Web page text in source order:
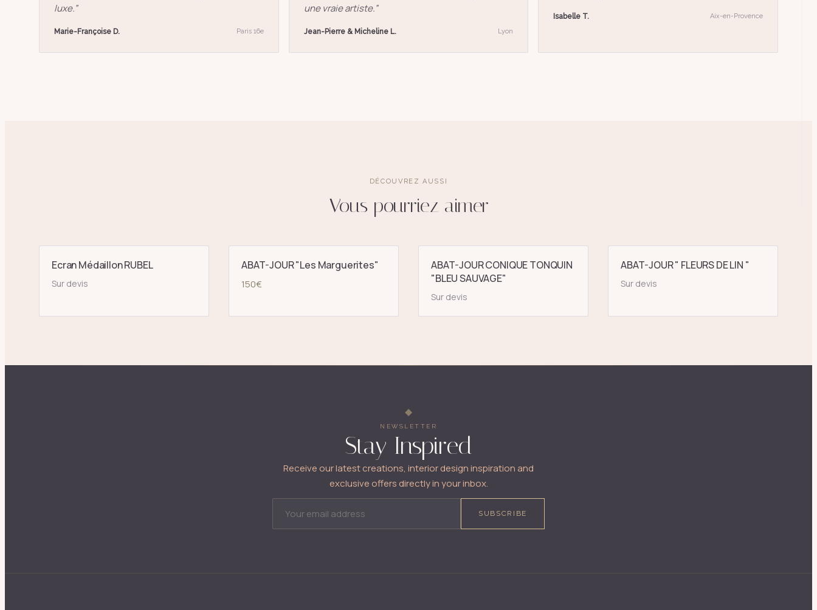
luxe.”
Marie-Françoise D. Paris 16e
une vraie artiste.”
Jean-Pierre & Micheline L. Lyon
Isabelle T. Aix-en-Provence
DÉCOUVREZ AUSSI
Vous pourriez aimer
Ecran Médaillon RUBEL
Sur devis
ABAT-JOUR "Les Marguerites"
150€
ABAT-JOUR CONIQUE TONQUIN
"BLEU SAUVAGE"
Sur devis
ABAT-JOUR " FLEURS DE LIN "
Sur devis
NEWSLETTER
Stay Inspired
Receive our latest creations, interior design inspiration and
exclusive offers directly in your inbox.
SUBSCRIBE